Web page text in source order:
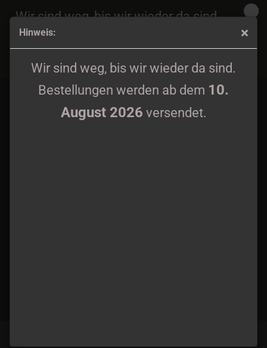
Hinweis:
Wir sind weg, bis wir wieder da sind.
Bestellungen werden ab dem 10.
August 2026 versendet.
Wir sind weg, bis wir wieder da sind.
Bestellungen werden ab dem
August 2026
versendet.